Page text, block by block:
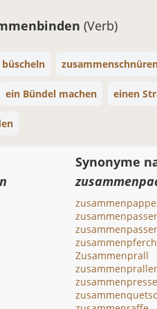
(Verb)
büscheln
ein Bündel machen einen
Synonyme
Zusammenprall